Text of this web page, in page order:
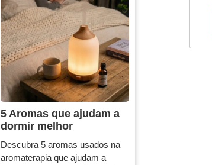
5 Aromas que ajudam a
dormir melhor
Descubra 5 aromas usados na
aromaterapia que ajudam a